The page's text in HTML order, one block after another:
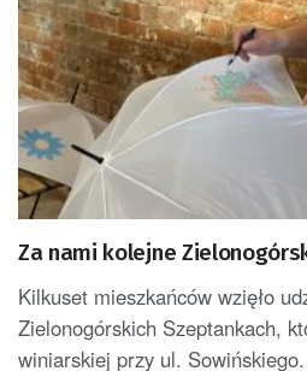
Za nami kolejne
Kilkuset mieszkańców wzięło
Zielonogórskich Szeptankach,
winiarskiej przy ul.